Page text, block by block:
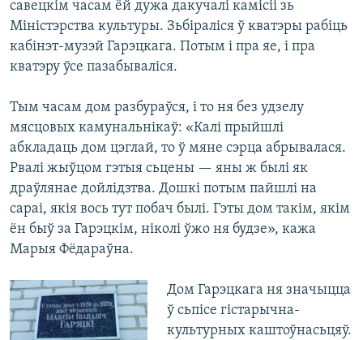
савецкім часам ёй дужа дакучалі камісіі зь
Міністэрства культуры. Зьбіраліся ў кватэры рабіць
кабінэт-музэй Гарэцкага. Потым і пра яе, і пра
кватэру ўсе пазабываліся.
Тым часам дом разбураўся, і то ня без удзелу
мясцовых камунальнікаў: «Калі прыйшлі
абкладаць дом цэглай, то ў мяне сэрца абрывалася.
Рвалі жыўцом гэтыя сьцены — яны ж былі як
драўлянае дойлідзтва. Дошкі потым пайшлі на
сараі, якія вось тут побач былі. Гэты дом такім, якім
ён быў за Гарэцкім, ніколі ўжо ня будзе», кажа
Марыя Фёдараўна.
Дом Гарэцкага ня значыцца
ў сьпісе гістарычна-
культурных каштоўнасьцяў.